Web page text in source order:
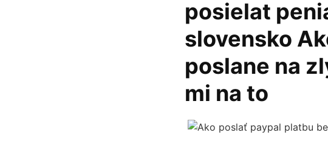
posielat
slovensko
poslane na
mi na to